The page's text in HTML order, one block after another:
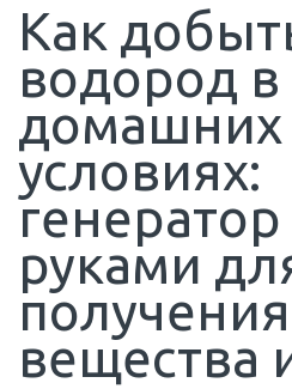
Как
водород в
домашних
условиях:
руками
получения
вещества